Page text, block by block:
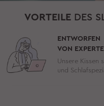
VORTEILEDES
ENTWORFEN
VON
Unsere
und